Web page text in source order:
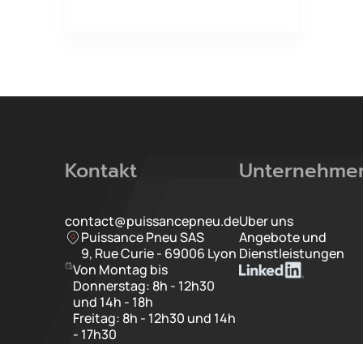
Kontakt
contact@puissancepneu.de
Puissance Pneu SAS
9, Rue Curie - 69006 Lyon
Von Montag bis
Donnerstag: 8h - 12h30
und 14h - 18h
Freitag: 8h - 12h30 und 14h
- 17h30
Uber uns
Angebote und
Dienstleistungen